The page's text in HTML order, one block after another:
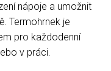
nápoje a umožnit
Termohrnek je
pro každodenní
v práci.